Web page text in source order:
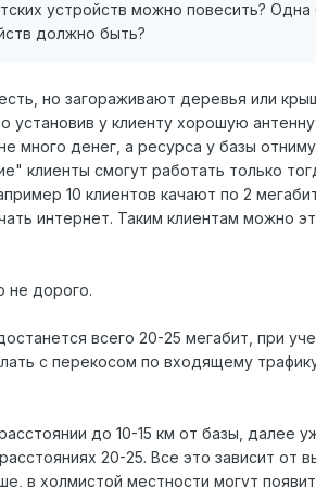
устройств можно повесить? Одна
должно быть?
но загораживают деревья или
установив у клиенту хорошую
много денег, а ресурса у базы
клиенты смогут работать только
10 клиентов качают по 2
интернет. Таким клиентам можно
не дорого.
всего 20-25 мегабит, при
с перекосом по входящему
до 10-15 км от базы, далее
20-25. Все это зависит от
в холмистой местности могут